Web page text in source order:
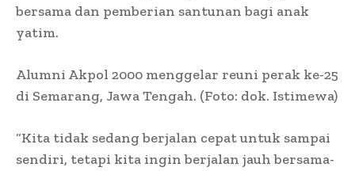
bersama dan pemberian santunan bagi anak
yatim.
Alumni Akpol 2000 menggelar reuni perak ke-25
di Semarang, Jawa Tengah. (Foto: dok. Istimewa)
“Kita tidak sedang berjalan cepat untuk sampai
sendiri, tetapi kita ingin berjalan jauh bersama-